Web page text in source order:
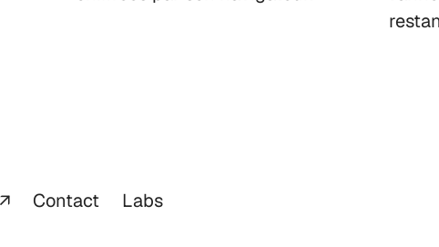
Contact Labs